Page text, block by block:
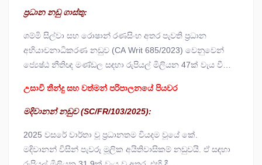
ප්‍රධාන නඩු ගාස්තු:
ශම්මි සිල්වා සහ රොෂාන් රණසිංහ අතර පැවති ප්‍රධාන
අභියාචනාධිකරණ නඩුව (CA Writ 685/2023) වෙනුවෙන්
ජ්‍යෙෂ්ඨ නීතිඥ මණ්ඩල සඳහා රුපියල් මිලියන 47ක් වැය වී
නඩුව වෙනුවෙන් රුපියල් මිලියන 18.1ක් වැය කර ඇත.
උසාවි තීන්දු සහ වත්මන් පරිපාලනයේ පියවර
මදිවානන් නඩුව (SC/FR/103/2025):
2025 වසරේ වාර්තා වූ ප්‍රධානතම වියදම වූයේ කේ.
මදිවානන් විසින් පැවරූ මූලික අයිතිවාසිකම් නඩුවයි. ඒ සඳහා